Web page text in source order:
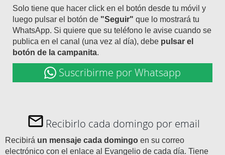
Solo tiene que hacer click en el botón desde tu móvil y
luego pulsar el botón de "Seguir" que lo mostrará tu
WhatsApp. Si quiere que su teléfono le avise cuando se
publica en el canal (una vez al día), debe pulsar el
botón de la campanita.
Suscribirme por Whatsapp
Recibirlo cada domingo por email
Recibirá un mensaje cada domingo en su correo
electrónico con el enlace al Evangelio de cada día. Tiene